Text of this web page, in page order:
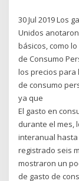
30 Jul 2019 Los
Unidos
básicos, como
de Consumo
los precios para
de consumo
ya que
El gasto en
durante el mes,
interanual hasta
registrado seis
mostraron un
de gasto de